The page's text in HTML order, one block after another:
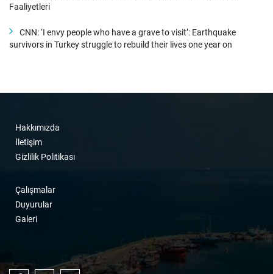
Faaliyetleri
CNN: ‘I envy people who have a grave to visit’: Earthquake
survivors in Turkey struggle to rebuild their lives one year on
Hakkımızda
İletişim
Gizlilik Politikası
Çalışmalar
Duyurular
Galeri